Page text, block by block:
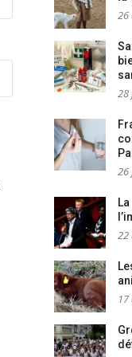
26
28
26
22